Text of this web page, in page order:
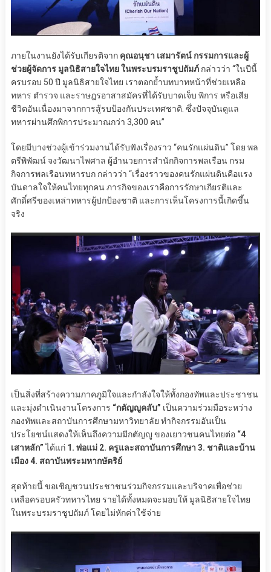
ภายในงานยังได้รับเกียรติจาก คุณอนุชา เสมารัตน์ กรรมการและผู้
ช่วยผู้จัดการ มูลนิธิสายใจไทย ในพระบรมราชูปถัมภ์ กล่าวว่า “ในปีนี้
ครบรอบ 50 ปี มูลนิธิสายใจไทย เราตอกย้ำบทบาทหน้าที่ช่วยเหลือ
ทหาร ตำรวจ และราษฎรอาสาสมัครที่ได้รับบาดเจ็บ พิการ หรือเสีย
ชีวิตอันเนื่องมาจากการสู้รบป้องกันประเทศชาติ. ซึ่งปัจจุบันดูแล
ทหารผ่านศึกพิการประมาณกว่า 3,300 คน”
โดยมีบางช่วงผู้เข้าร่วมงานได้รับฟังเรื่องราว “คนรักแผ่นดิน” โดย พล
ตรีพิพัฒน์ จงวัฒนาไพศาล ผู้อำนวยการสำนักกิจการพลเรือน กรม
กิจการพลเรือนทหารบก กล่าวว่า “เรื่องราวของคนรักแผ่นดินคือแรง
บันดาลใจให้คนไทยทุกคน ภารกิจของเราคือการรักษาเกียรติและ
ศักดิ์ศรีของเหล่าทหารผู้ปกป้องชาติ และการเห็นโครงการนี้เกิดขึ้น
จริง
เป็นสิ่งที่สร้างความภาคภูมิใจและกำลังใจให้ทั้งกองทัพและประชาชน
และมุ่งดำเนินงานโครงการ “กตัญญูคลับ” เป็นความร่วมมือระหว่าง
กองทัพและสถาบันการศึกษามหาวิทยาลัย ทำกิจกรรมอันเป็น
ประโยชน์แสดงให้เห็นถึงความมีกตัญญู ของเยาวชนคนไทยต่อ “4
เสาหลัก”ได้แก่ 1. พ่อแม่ 2. ครูและสถาบันการศึกษา 3. ชาติและบ้าน
เมือง 4. สถาบันพระมหากษัตริย์
สุดท้ายนี้ ขอเชิญชวนประชาชนร่วมกิจกรรมและบริจาคเพื่อช่วย
เหลือครอบครัวทหารไทย รายได้ทั้งหมดจะมอบให้ มูลนิธิสายใจไทย
ในพระบรมราชูปถัมภ์ โดยไม่หักค่าใช้จ่าย